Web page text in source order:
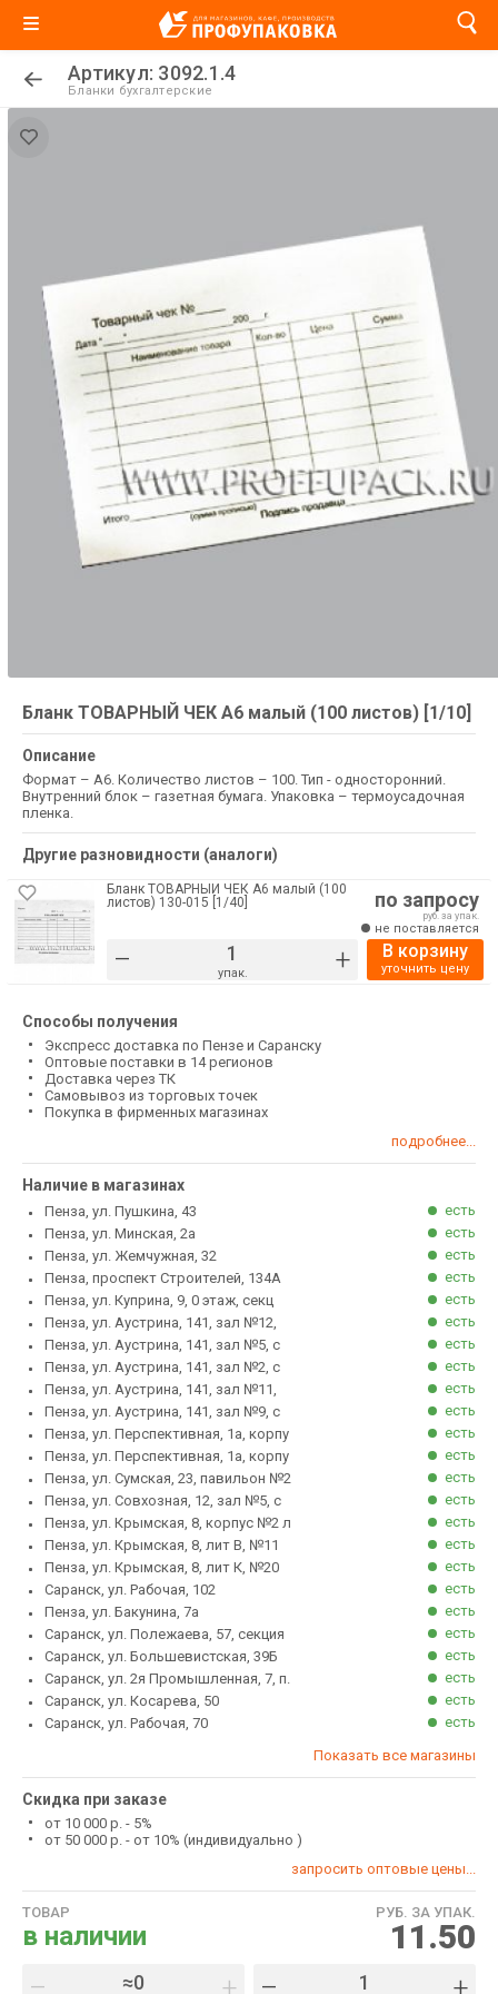
Артикул: 3092.1.4
Бланки бухгалтерские
Бланк ТОВАРНЫЙ ЧЕК А6 малый (100 листов) [1/10]
Описание
Формат – А6. Количество листов – 100. Тип - односторонний.
Внутренний блок – газетная бумага. Упаковка – термоусадочная
пленка.
Другие разновидности (аналоги)
Бланк ТОВАРНЫЙ ЧЕК А6 малый (100
листов) 130-015 [1/40]
– упак. +
по запросу
руб. за упак.
не поставляется
В корзину
уточнить цену
Способы получения
Экспресс доставка по Пензе и Саранску
Оптовые поставки в 14 регионов
Доставка через ТК
Самовывоз из торговых точек
Покупка в фирменных магазинах
подробнее...
Наличие в магазинах
Пенза, ул. Пушкина, 43
есть
Пенза, ул. Минская, 2а
есть
Пенза, ул. Жемчужная, 32
есть
Пенза, проспект Строителей, 134А
есть
Пенза, ул. Куприна, 9, 0 этаж, секц
есть
Пенза, ул. Аустрина, 141, зал №12,
есть
Пенза, ул. Аустрина, 141, зал №5, с
есть
Пенза, ул. Аустрина, 141, зал №2, с
есть
Пенза, ул. Аустрина, 141, зал №11,
есть
Пенза, ул. Аустрина, 141, зал №9, с
есть
Пенза, ул. Перспективная, 1а, корпу
есть
Пенза, ул. Перспективная, 1а, корпу
есть
Пенза, ул. Сумская, 23, павильон №2
есть
Пенза, ул. Совхозная, 12, зал №5, с
есть
Пенза, ул. Крымская, 8, корпус №2 л
есть
Пенза, ул. Крымская, 8, лит В, №11
есть
Пенза, ул. Крымская, 8, лит К, №20
есть
Саранск, ул. Рабочая, 102
есть
Пенза, ул. Бакунина, 7а
есть
Саранск, ул. Полежаева, 57, секция
есть
Саранск, ул. Большевистская, 39Б
есть
Саранск, ул. 2я Промышленная, 7, п.
есть
Саранск, ул. Косарева, 50
есть
Саранск, ул. Рабочая, 70
есть
Показать все магазины
Скидка при заказе
от 10 000 р. - 5%
от 50 000 р. - от 10% (индивидуально )
запросить оптовые цены...
ТОВАР
в наличии
РУБ. ЗА УПАК.
11.50
– + – +